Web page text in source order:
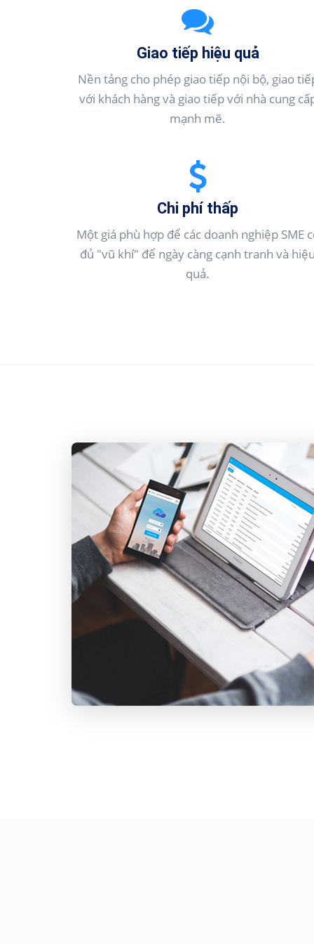
Giao tiếp hiệu quả
Nền tảng cho phép giao tiếp nội bộ, giao
với khách hàng và giao tiếp với nhà cung
mạnh mẽ.
Chi phí thấp
Một giá phù hợp để các doanh nghiệp SME
đủ "vũ khí" để ngày càng cạnh tranh và
quả.